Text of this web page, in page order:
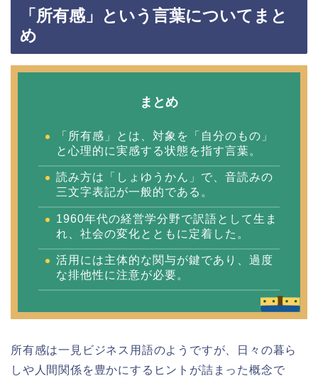
「所有感」という言葉についてまと
め
まとめ
「所有感」とは、対象を「自分のもの」
と心理的に実感する状態を指す言葉。
読み方は「しょゆうかん」で、音読みの
三文字表記が一般的である。
1960年代の経営学分野で訳語として生ま
れ、社会の変化とともに定着した。
活用には主体的な関与が鍵であり、過度
な排他性に注意が必要。
所有感は一見ビジネス用語のようですが、日々の暮ら
しや人間関係を豊かにするヒントが詰まった概念で